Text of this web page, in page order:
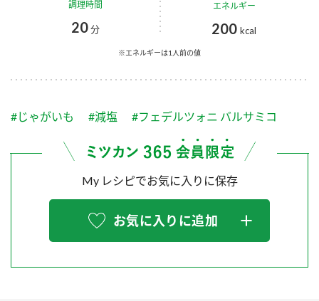
スープ 中華
ふりかけ おすしの素
炊き込みご飯の素 米飯用調味液
つゆ
PIN印
千夜
スペシャルサイト
ミツカンの歴史
環境への取り組み
ZENB initiative
MIM（ミツカンミュージアム）
各部門が大切にしていること
販売終了製品のご案内
よくあるご質問
調理時間
20分
エネルギー
200 kcal
※エネルギーは1人前の値
#じゃがいも #減塩 #フェデルツォニ バルサミコ
My レシピでお気に入りに保存
お気に入りに追加